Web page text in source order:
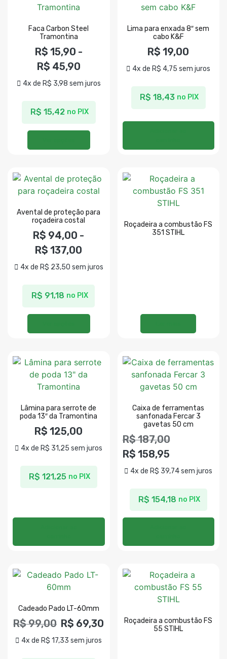
Faca Carbon Steel
Tramontina
R$ 15,90 -
R$ 45,90
4x de R$ 3,98 sem juros
R$ 15,42 no PIX
Lima para enxada 8″ sem
cabo K&F
R$ 19,00
4x de R$ 4,75 sem juros
R$ 18,43 no PIX
Avental de proteção para
roçadeira costal
R$ 94,00 -
R$ 137,00
4x de R$ 23,50 sem juros
R$ 91,18 no PIX
Roçadeira a combustão FS
351 STIHL
Lâmina para serrote de
poda 13″ da Tramontina
R$ 125,00
4x de R$ 31,25 sem juros
R$ 121,25 no PIX
Caixa de ferramentas
sanfonada Fercar 3
gavetas 50 cm
R$187,00
R$ 158,95
4x de R$ 39,74sem juros
R$ 154,18 no PIX
Cadeado Pado LT-60mm
R$99,00 R$ 69,30
4x de R$ 17,33 sem juros
Roçadeira a combustão FS
55 STIHL